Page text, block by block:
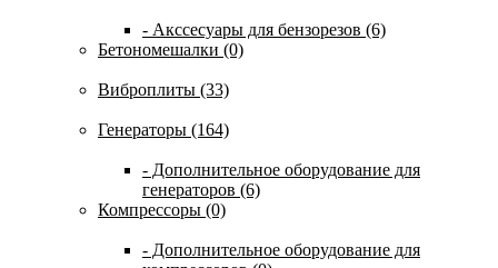
- Акссесуары для бензорезов (6)
Бетономешалки (0)
Виброплиты (33)
Генераторы (164)
- Дополнительное оборудование для
генераторов (6)
Компрессоры (0)
- Дополнительное оборудование для